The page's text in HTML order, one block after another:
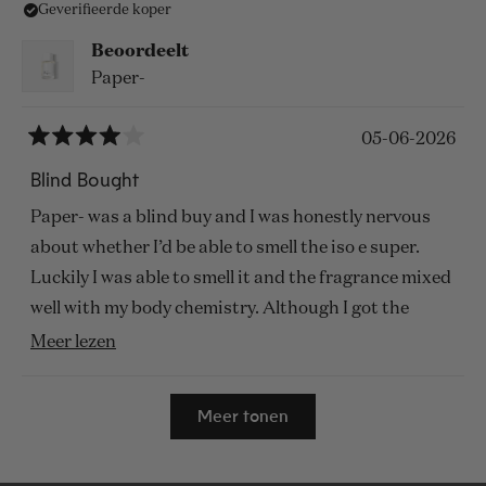
Geverifieerde koper
Beoordeelt
Paper-
met
4
van
de
5
05-06-2026
Blind Bought
Paper- was a blind buy and I was honestly nervous
about whether I’d be able to smell the iso e super.
Luckily I was able to smell it and the fragrance mixed
well with my body chemistry. Although I got the
personal scent space I can really smell this fragrance
Meer lezen
Laden...
Meer tonen